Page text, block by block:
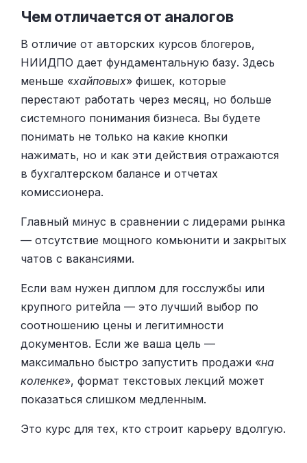
Чем отличается от аналогов
В отличие от авторских курсов блогеров,
НИИДПО дает фундаментальную базу. Здесь
меньше «хайповых» фишек, которые
перестают работать через месяц, но больше
системного понимания бизнеса. Вы будете
понимать не только на какие кнопки
нажимать, но и как эти действия отражаются
в бухгалтерском балансе и отчетах
комиссионера.
Главный минус в сравнении с лидерами рынка
— отсутствие мощного комьюнити и закрытых
чатов с вакансиями.
Если вам нужен диплом для госслужбы или
крупного ритейла — это лучший выбор по
соотношению цены и легитимности
документов. Если же ваша цель —
максимально быстро запустить продажи «на
коленке», формат текстовых лекций может
показаться слишком медленным.
Это курс для тех, кто строит карьеру вдолгую.